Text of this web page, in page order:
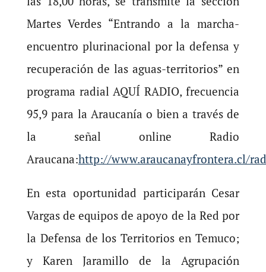
Martes Verdes “Entrando a la marcha-
encuentro plurinacional por la defensa y
recuperación de las aguas-territorios” en
programa radial AQUÍ RADIO, frecuencia
95,9 para la Araucanía o bien a través de
la señal online Radio
Araucana:http://www.araucanayfrontera.cl/
En esta oportunidad participarán Cesar
Vargas de equipos de apoyo de la Red por
la Defensa de los Territorios en Temuco;
y Karen Jaramillo de la Agrupación